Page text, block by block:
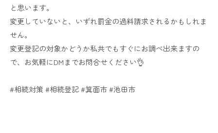
と思います。
変更していないと、いずれ罰金の過料請求されるかもしれま
せん。
変更登記の対象かどうか私共でもすぐにお調べ出来ますの
で、お気軽にDMまでお問合せください👌
#相続対策 #相続登記 #箕面市 #池田市